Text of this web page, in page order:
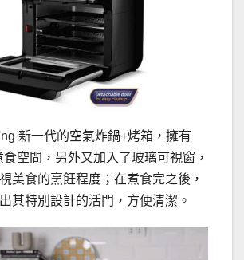
新一代的空氣炸鍋+烤箱，擁有
空間，另外又加入了玻璃可視窗，
美食的烹飪程度；在煮食完之後，
其特別設計的活門，方便清潔。